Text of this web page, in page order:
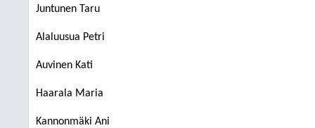
Juntunen Taru
Alaluusua Petri
Auvinen Kati
Haarala Maria
Kannonmäki Ani